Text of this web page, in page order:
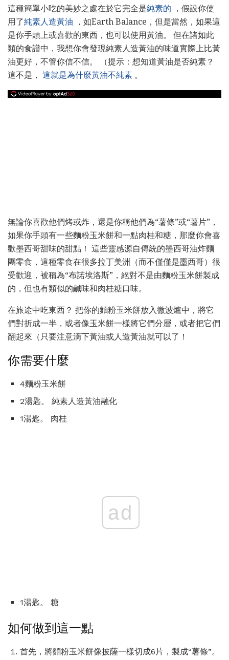
這種簡單小吃的美妙之處在於它完全是純素的 ，假設你使
用了純素人造黃油 ，如Earth Balance，但是當然，如果這
是你手頭上或喜歡的東西，也可以使用黃油。 但在諸如此
類的食譜中，我想你會發現純素人造黃油的味道實際上比黃
油更好，不管你信不信。 （提示：想知道黃油是否純素？
這不是， 這就是為什麼黃油不純素 。
無論你喜歡他們烤或炸，還是你稱他們為“薯條”或“薯片”，
如果你手頭有一些麵粉玉米餅和一點肉桂和糖，那麼你會喜
歡墨西哥甜味的甜點！ 這些靈感源自傳統的墨西哥油炸麵
團零食，這種零食在很多拉丁美洲（而不僅僅是墨西哥）很
受歡迎，被稱為“布諾埃洛斯”，絕對不是由麵粉玉米餅製成
的，但也有類似的鹹味和肉桂糖口味。
在旅途中吃東西？ 把你的麵粉玉米餅放入微波爐中，將它
們對折成一半，或者像玉米餅一樣將它們分層，或者把它們
翻起來（只要注意滴下黃油或人造黃油就可以了！
你需要什麼
4麵粉玉米餅
2湯匙。 純素人造黃油融化
1湯匙。 肉桂
ad
1湯匙。 糖
如何做到這一點
首先，將麵粉玉米餅像披薩一樣切成6片，製成“薯條”。